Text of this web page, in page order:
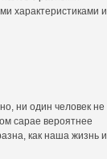
характеристиками и
ни один человек не
сарае вероятнее
как наша жизнь и